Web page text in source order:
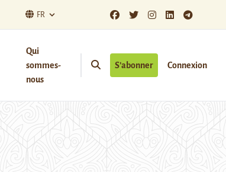
FR
Qui
sommes-
nous
S’abonner Connexion